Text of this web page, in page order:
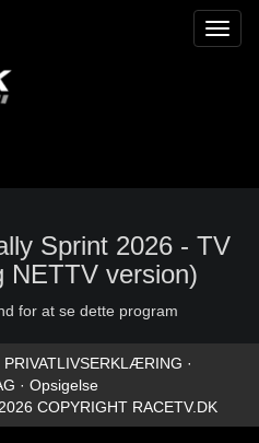
Sprint 2026 - TV
NETTV version)
for at se dette program
PRIVATLIVSERKLÆRING ·
· Opsigelse
COPYRIGHT RACETV.DK